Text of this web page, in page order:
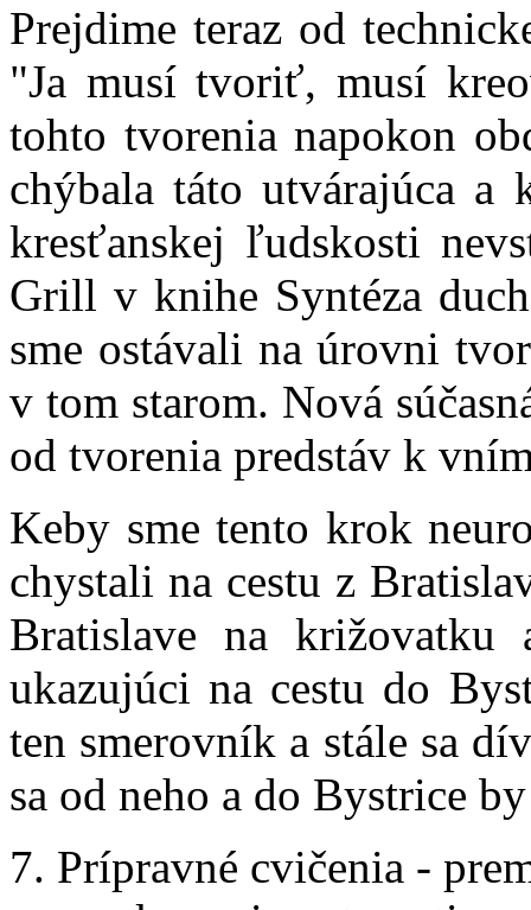
Prejdime teraz od
"Ja musí tvoriť, musí
tohto tvorenia napokon
chýbala táto utvárajúca
kresťanskej ľudskosti
Grill v knihe Syntéza
sme ostávali na úrovni
v tom starom. Nová
od tvorenia predstáv k
Keby sme tento krok
chystali na cestu z
Bratislave na
ukazujúci na cestu do
ten smerovník a stále sa
sa od neho a do Bystrice
7. Prípravné cvičenia -